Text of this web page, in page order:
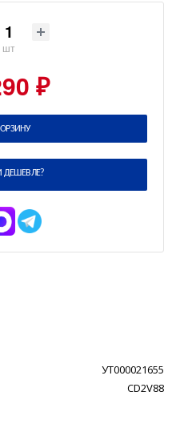
шт
₽
ДЕШЕВЛЕ?
УТ000021655
CD2V88